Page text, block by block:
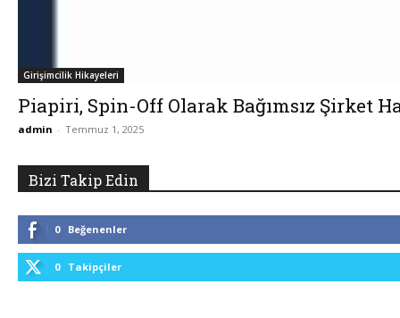
Girişimcilik Hikayeleri
Piapiri, Spin-Off Olarak Bağımsız Şirket
admin - Temmuz 1, 2025
Bizi Takip Edin
0 Beğenenler
0 Takipçiler